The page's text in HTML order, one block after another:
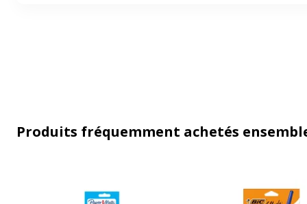
Produits fréquemment achetés